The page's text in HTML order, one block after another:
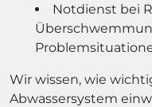
Notdienst bei
Wir wissen, wie
Abwassersystem